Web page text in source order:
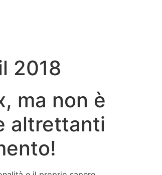
2018
ma non è
altrettanti